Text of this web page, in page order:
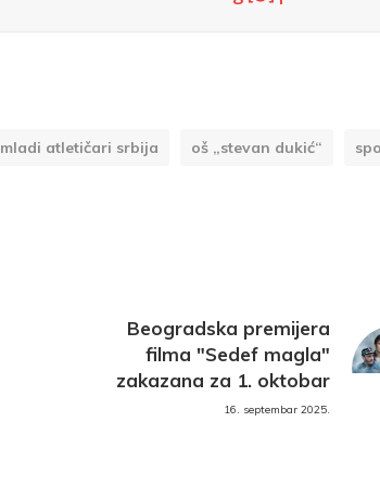
mladi atletičari srbija oš „stevan dukić“
Beogradska premijera
filma "Sedef magla"
zakazana za 1. oktobar
16. septembar 2025.